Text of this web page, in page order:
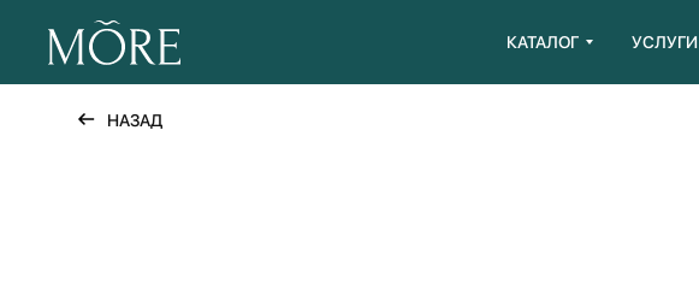
НАЗАД
КАТАЛОГ УСЛУГИ